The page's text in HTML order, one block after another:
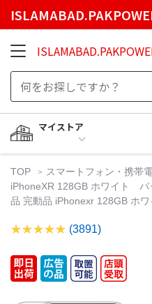
マイストア
TOP スマートフォン・携帯
iPhoneXR 128GB ホワイト バ
品 完動品 iPhonexr 128GB ホ
(3891)